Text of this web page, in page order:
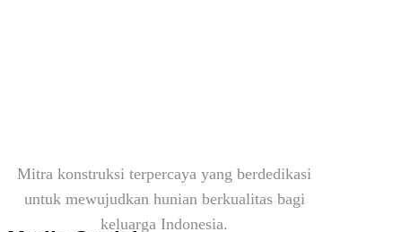
Mitra konstruksi terpercaya yang berdedikasi
untuk mewujudkan hunian berkualitas bagi
keluarga Indonesia.